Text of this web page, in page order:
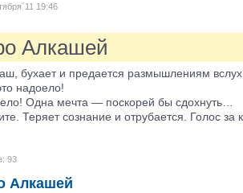
19:46
Алкашей
бухает и предается размышлениям
надоело!
Одна мечта — поскорей бы сдохнуть…
Теряет сознание и отрубается. Голос
93
Алкашей